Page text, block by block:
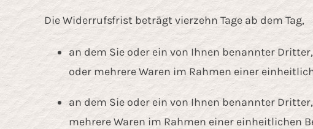
Die Widerrufsfrist beträgt vierzehn Tage ab dem Tag,
an dem Sie oder ein von Ihnen benannter
oder mehrere Waren im Rahmen einer
an dem Sie oder ein von Ihnen benannter
mehrere Waren im Rahmen einer einheitlichen